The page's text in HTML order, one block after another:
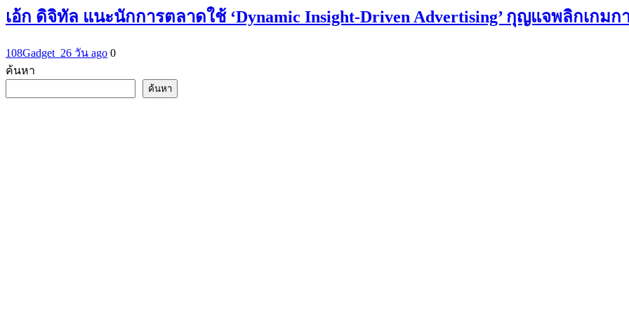
เอ้ก ดิจิทัล แนะนักการตลาดใช้ ‘Dynamic Insight-Driven Advertising’ กุญแจพลิกเกมก
108Gadget_26 วัน ago 0
ค้นหา
ค้นหา